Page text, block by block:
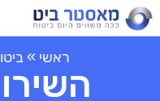
ראשי »